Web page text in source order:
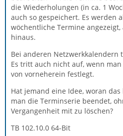
die Wiederholungen (in ca. 1
auch so gespeichert. Es werden
wöchentliche Termine
hinaus.
Bei anderen
Es tritt auch nicht auf, wenn
von vorneherein festlegt.
Hat jemand eine Idee, woran
man die Terminserie beendet,
Vergangenheit mit zu löschen?
TB 102.10.0 64-Bit